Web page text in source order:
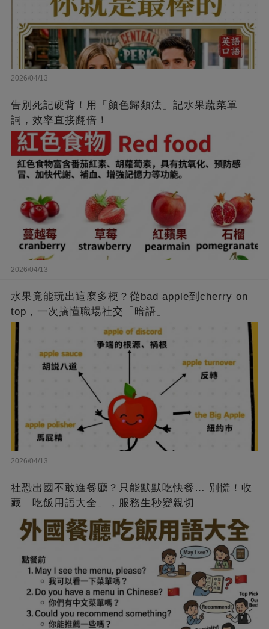
2026/04/13
告別死記硬背！用「顏色歸類法」記水果蔬菜單
詞，效率直接翻倍！
2026/04/13
水果竟能玩出這麼多梗？從bad apple到cherry on
top，一次搞懂職場社交「暗語」
2026/04/13
社恐出國不敢進餐廳？只能默默吃快餐… 別慌！收
藏「吃飯用語大全」，服務生秒變親切